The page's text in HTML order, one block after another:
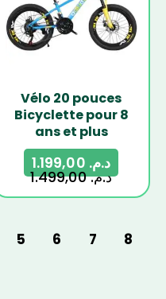
Vélo 20 pouces
Bicyclette pour 8
ans et plus
د.م.1.499,00
د.م.
5 6 7
8